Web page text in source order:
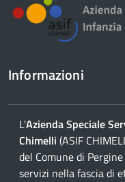
Informazioni
L'Azienda Speciale
Chimelli (ASIF
del Comune di
servizi nella fascia di